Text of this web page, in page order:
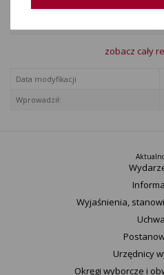
zobacz cały
Data modyfikacji
Wprowadził:
Wyjaśnienia,
Urzędnicy
Okręgi wyborcze i